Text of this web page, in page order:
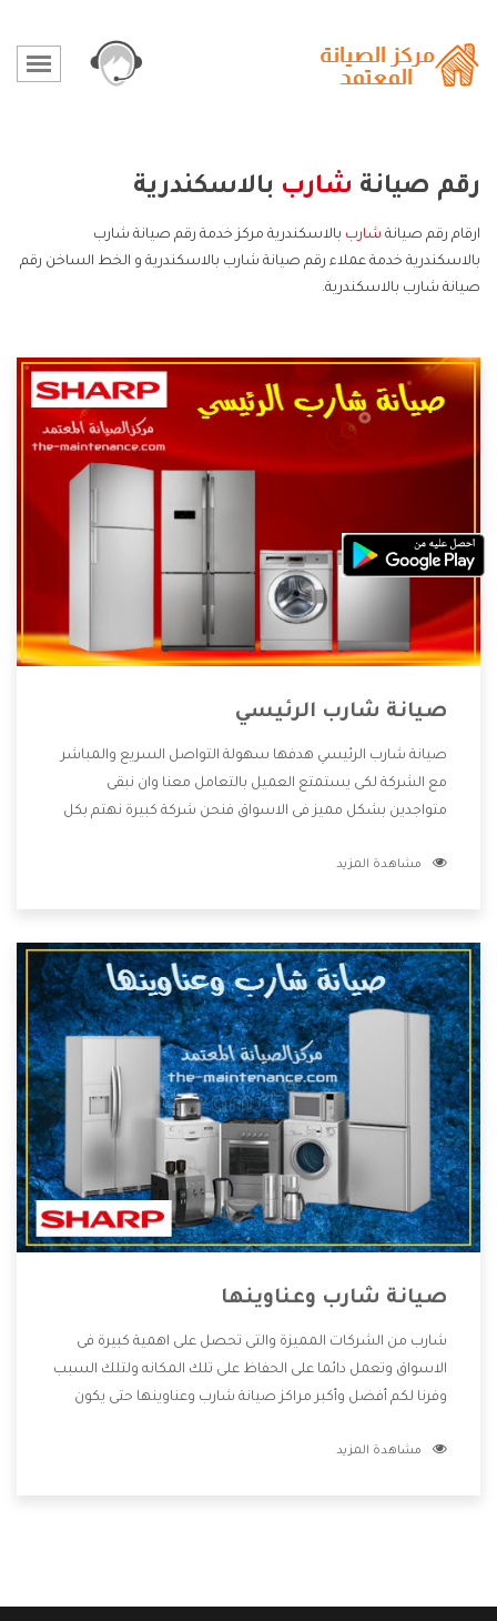
رقم صيانة شارب بالاسكندرية
ارقام رقم صيانة شارب بالاسكندرية مركز خدمة رقم صيانة شارب
بالاسكندرية خدمة عملاء رقم صيانة شارب بالاسكندرية و الخط الساخن رقم
صيانة شارب بالاسكندرية.
صيانة شارب الرئيسي
صيانة شارب الرئيسي هدفها سهولة التواصل السريع والمباشر
مع الشركة لكى يستمتع العميل بالتعامل معنا وان نبقى
متواجدين بشكل مميز فى الاسواق فنحن شركة كبيرة نهتم بكل
الشركة بها والتى تكون منها خدمة الصيانة التى تكون من أهم
الأسعار التى تكون مناسبة لكثير من العملاء
مشاهدة المزيد
صيانة شارب وعناوينها
شارب من الشركات المميزة والتى تحصل على اهمية كبيرة فى
الاسواق وتعمل دائما على الحفاظ على تلك المكانه ولتلك السبب
وفرنا لكم أفضل وأكبر مراكز صيانة شارب وعناوينها حتى يكون
دون اى ازعاج كما أننا نهتم بكل ما يحتاجه المستهلك لكى نحافظ
مشاهدة المزيد